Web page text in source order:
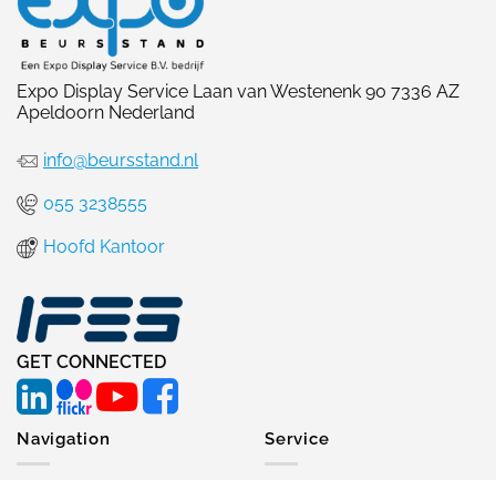
Expo Display Service Laan van Westenenk 90 7336 AZ
Apeldoorn Nederland
info@beursstand.nl
055 3238555
Hoofd Kantoor
GET CONNECTED
Navigation Service